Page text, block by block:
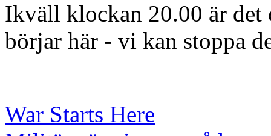
Ikväll klockan 20.00 är
börjar här - vi kan stoppa
War Starts Here